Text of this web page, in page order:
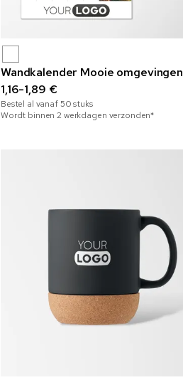
Wandkalender Mooie omgevingen
1,16-1,89 €
Bestel al vanaf50stuks
Wordt binnen 2 werkdagen verzonden*